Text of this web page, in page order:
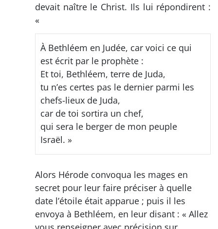
devait naître le Christ. Ils lui répondirent :
«
À Bethléem en Judée, car voici ce qui
est écrit par le prophète :
Et toi, Bethléem, terre de Juda,
tu n’es certes pas le dernier parmi les
chefs-lieux de Juda,
car de toi sortira un chef,
qui sera le berger de mon peuple
Israël. »
Alors Hérode convoqua les mages en
secret pour leur faire préciser à quelle
date l’étoile était apparue ; puis il les
envoya à Bethléem, en leur disant : « Allez